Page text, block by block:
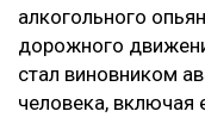
размере
смертельном ДТП
одной из
увеличить
сообщает